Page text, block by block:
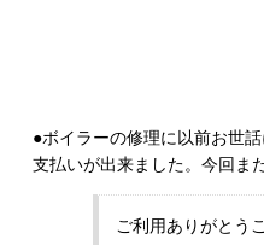
●ボイラーの修理に以前お世
支払いが出来ました。今回ま
ご利用ありがとう